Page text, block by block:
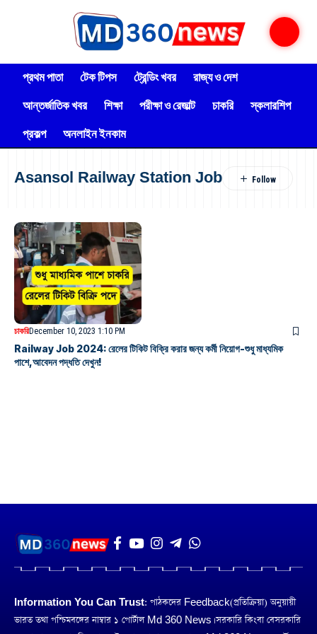
প্রথম পাতা টেক টিপস ট্রেন্ডিং খবর
রাজ্য ও দেশ
আন্তর্জাতিক খবর
শিক্ষা পরীক্ষা ও রেজাল্ট চাকরি
স্কলারশিপ
প্রকল্প
অনলাইন ইনকাম
Asansol Railway Station Job
চাকরিDecember 10, 2023 1:10 PM
Railway Job 2024: রেলের টিকিট বিক্রি করার জন্য কর্মী নিয়োগ-শুধু মাধ্যমিক
পাশে,আবেদন পদ্ধতি দেখুন!
Information You Can Trust: পাঠকদের Feedback(প্রতিক্রিয়া) অনুয়ায়ী
ভারত তথা পশ্চিমবঙ্গের নাম্বার ১ পোর্টাল Md 360 News। সরকারি কিংবা বেসরকারি